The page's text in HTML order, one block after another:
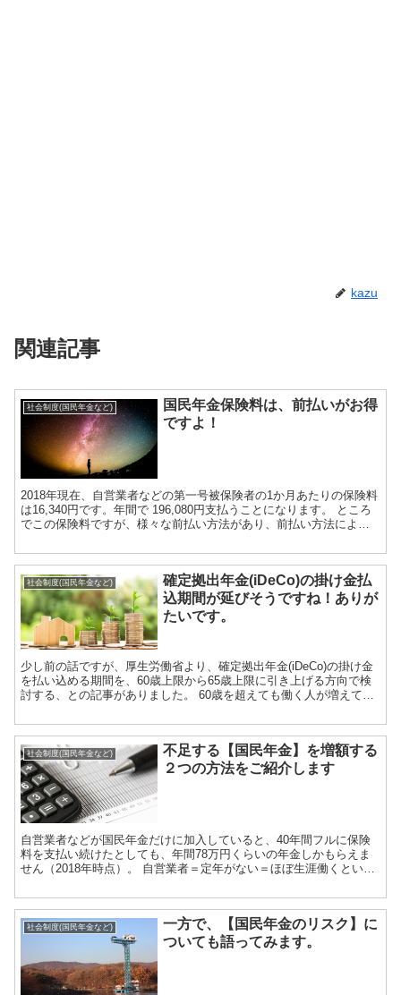
kazu
関連記事
社会制度(国民年金など)
国民年金保険料は、前払いがお得
ですよ！
2018年現在、自営業者などの第一号被保険者の1か月あたりの保険料
は16,340円です。年間で 196,080円支払うことになります。 ところ
でこの保険料ですが、様々な前払い方法があり、前払い方法によっ
社会制度(国民年金など)
確定拠出年金(iDeCo)の掛け金払
込期間が延びそうですね！ありが
たいです。
少し前の話ですが、厚生労働省より、確定拠出年金(iDeCo)の掛け金
を払い込める期間を、60歳上限から65歳上限に引き上げる方向で検
討する、との記事がありました。 60歳を超えても働く人が増えてき
社会制度(国民年金など)
不足する【国民年金】を増額する
２つの方法をご紹介します
自営業者などが国民年金だけに加入していると、40年間フルに保険
料を支払い続けたとしても、年間78万円くらいの年金しかもらえま
せん（2018年時点）。 自営業者＝定年がない＝ほぼ生涯働くという
社会制度(国民年金など)
一方で、【国民年金のリスク】に
ついても語ってみます。